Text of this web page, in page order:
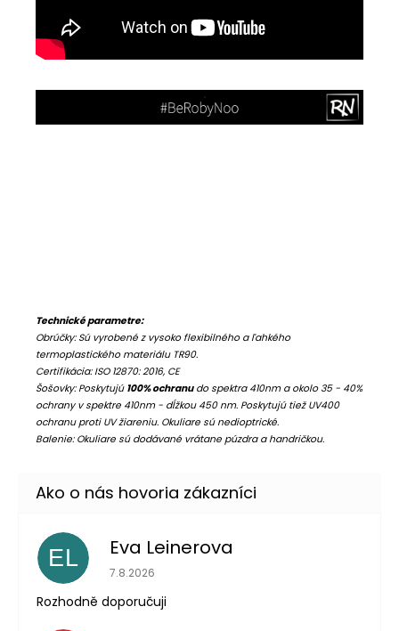
Technické parametre:
Obrúčky: Sú vyrobené z vysoko flexibilného a ľahkého
termoplastického materiálu TR90.
Certifikácia: ISO 12870: 2016, CE
Šošovky: Poskytujú 100% ochranudo spektra 410nm a okolo 35 - 40%
ochrany v spektre 410nm - dĺžkou 450 nm. Poskytujú tiež UV400
ochranu proti UV žiareniu. Okuliare sú nedioptrické.
Balenie: Okuliare sú dodávané vrátane púzdra a handričkou.
EL Eva Leinerova
Hodnotenie obchodu je 5 z 5 hviezdičiek.
7.8.2026
Rozhodně doporučuji